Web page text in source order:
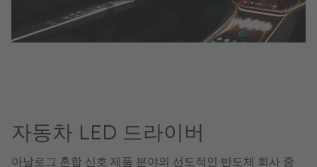
자동차 LED 드라이버
아날로그 혼합 신호 제품 분야의 선도적인 반도체 회사 중